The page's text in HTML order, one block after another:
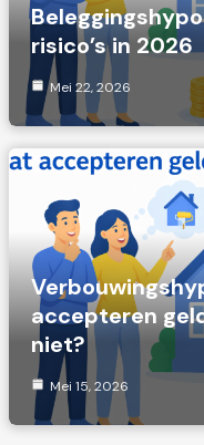
risico’s in 2026
Mei 22, 2026
accepteren
niet?
Mei 15, 2026